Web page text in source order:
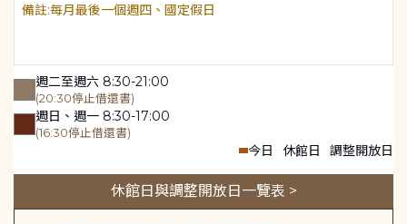
每月最後一個週四、國定假日
週二至週六 8:30-21:00
(20:30停止借還書)
週日、週一 8:30-17:00
(16:30停止借還書)
今日 休館日 調整開放日
休館日與調整開放日一覽表 >